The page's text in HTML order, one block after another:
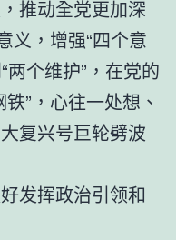
推动全党更加深
义，增强“四个意
两个维护”，在党的
”，心往一处想、
复兴号巨轮劈波
发挥政治引领和